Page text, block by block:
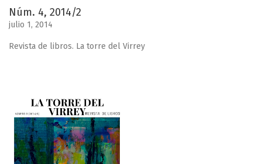
Núm. 4, 2014/2
julio 1, 2014
Revista de libros. La torre del Virrey